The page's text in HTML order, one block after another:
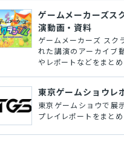
ゲームメーカーズス
演動画・資料
ゲームメーカーズ スク
れた講演のアーカイブ
やレポートなどをまとめ
東京ゲームショウレ
東京ゲームショウで展
プレイレポートをまとめ